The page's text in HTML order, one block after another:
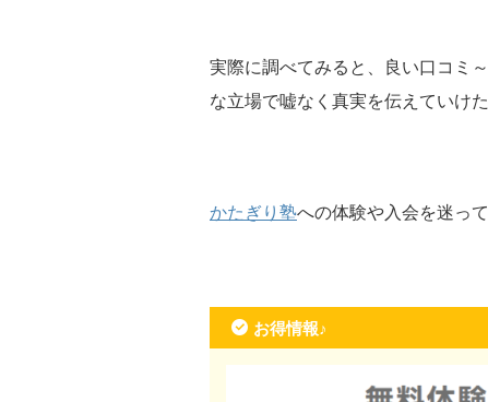
実際に調べてみると、良い口コミ
な立場で嘘なく真実を伝えていけ
かたぎり塾への体験や入会を迷っ
お得情報♪